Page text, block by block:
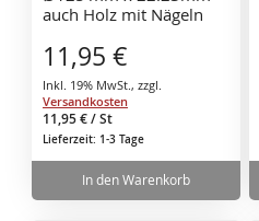
auch Holz mit Nägeln
11,95 €
Inkl. 19% MwSt. , zzgl.
Versandkosten
11,95 €/ St
Lieferzeit: 1-3 Tage
In den Warenkorb